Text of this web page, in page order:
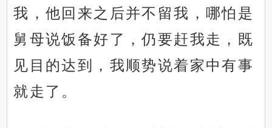
我，他回来之后并不留我，哪怕是
舅母说饭备好了，仍要赶我走，既
见目的达到，我顺势说着家中有事
就走了。